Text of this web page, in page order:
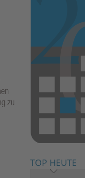
zu
TOP HEUTE